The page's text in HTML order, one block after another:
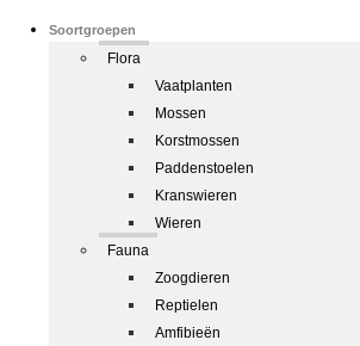
Soortgroepen
Flora
Vaatplanten
Mossen
Korstmossen
Paddenstoelen
Kranswieren
Wieren
Fauna
Zoogdieren
Reptielen
Amfibieën